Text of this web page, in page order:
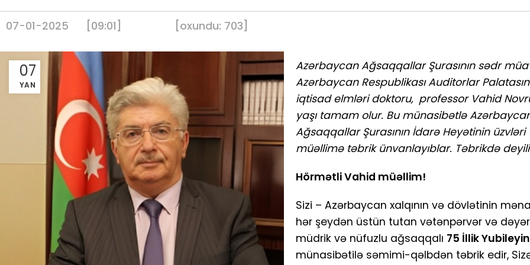
07-01-2025 [09:01] [oxundu: 703]
07
YAN
Azərbaycan Ağsaqqallar Şurasının sədr
Azərbaycan Respublikası Auditorlar
iqtisad elmləri doktoru, professor Vahid
yaşı tamam olur. Bu münasibətlə
Ağsaqqallar Şurasının İdarə Heyətinin üzvləri
müəllimə təbrik ünvanlayıblar. Təbrikdə
Hörmətli Vahid müəllim!
Sizi – Azərbaycan xalqının və dövlətinin
hər şeydən üstün tutan vətənpərvər və dəyərli
müdrik və nüfuzlu ağsaqqalı 75 İllik
münasibətilə səmimi-qəlbdən təbrik edir,